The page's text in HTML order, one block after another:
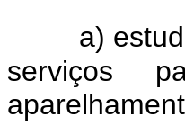
a)
serviços